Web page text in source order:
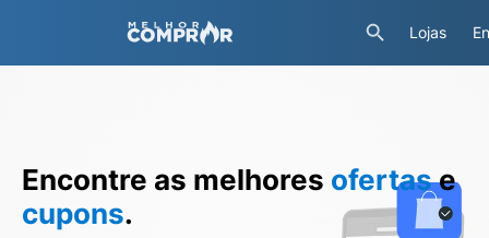
Lojas
Encontre as melhores ofertase
cupons.